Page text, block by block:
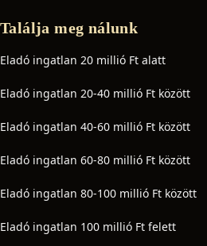
Találja meg nálunk
Eladó ingatlan 20 millió Ft alatt
Eladó ingatlan 20-40 millió Ft között
Eladó ingatlan 40-60 millió Ft között
Eladó ingatlan 60-80 millió Ft között
Eladó ingatlan 80-100 millió Ft között
Eladó ingatlan 100 millió Ft felett